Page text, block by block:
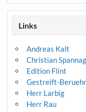
Links
Andreas Kalt
Christian
Edition Flint
Gestreift-
Herr Larbig
Herr Rau